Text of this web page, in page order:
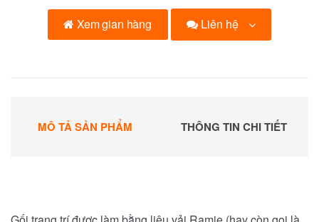
Xem gian hàng Liên hệ
MÔ TẢ SẢN PHẨM THÔNG TIN CHI TIẾT